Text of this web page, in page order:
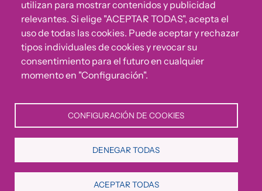
¿Algo no va bien?
Puedes reportar incumplimientos del Código Ético u
otras irregularidades que detectes en nuestra Fundación.
Canal de denuncias
Política de Privacidad Política de Cookies Aviso Legal
utilizan para mostrar contenidos y publicidad
relevantes. Si elige "ACEPTAR TODAS", acepta el
uso de todas las cookies. Puede aceptar y rechazar
tipos individuales de cookies y revocar su
consentimiento para el futuro en cualquier
momento en "Configuración".
CONFIGURACIÓN DE COOKIES
DENEGAR TODAS
ACEPTAR TODAS